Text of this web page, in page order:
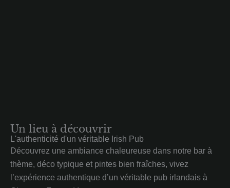
Un lieu à découvrir
L'authenticité d'un véritable Irish Pub
Découvrez une ambiance chaleureuse dans notre bar à
thème, déco typique et pintes bien fraîches, vivez
l’expérience authentique d’un véritable pub irlandais à